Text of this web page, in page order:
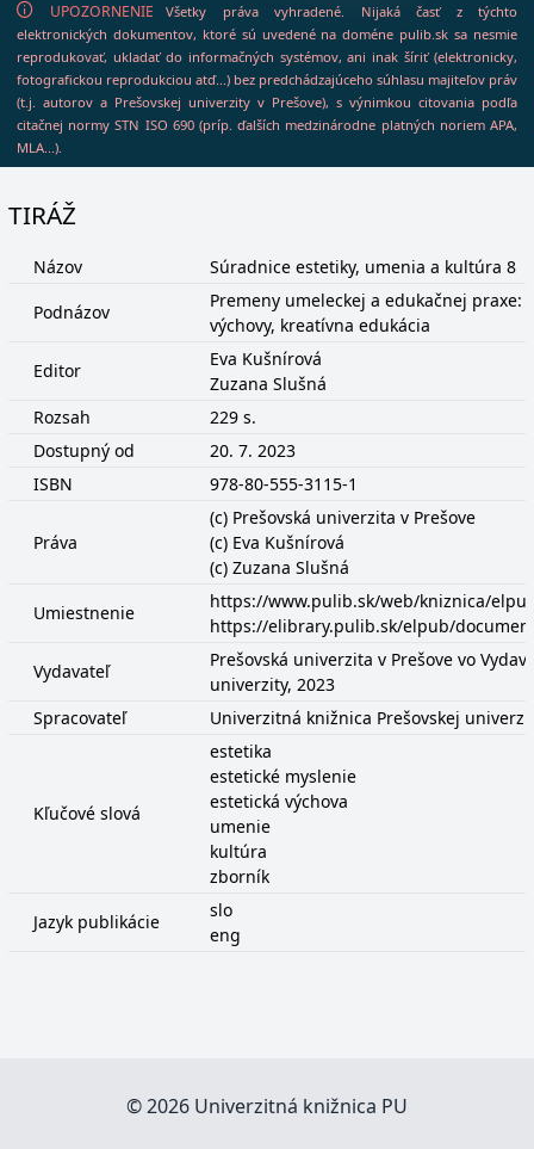
UPOZORNENIE
Všetky práva vyhradené. Nijaká časť z týchto
elektronických dokumentov, ktoré sú uvedené na doméne pulib.sk sa nesmie
reprodukovať, ukladať do informačných systémov, ani inak šíriť (elektronicky,
fotografickou reprodukciou atď...) bez predchádzajúceho súhlasu majiteľov práv
(t.j. autorov a Prešovskej univerzity v Prešove), s výnimkou citovania podľa
citačnej normy STN ISO 690 (príp. ďalších medzinárodne platných noriem APA,
MLA...).
TIRÁŽ
Názov
Súradnice estetiky, umenia a kultúra 8
Podnázov
Premeny umeleckej a edukačnej praxe:
výchovy, kreatívna edukácia
Editor
Eva Kušnírová
Zuzana Slušná
Rozsah
229 s.
Dostupný od
20. 7. 2023
ISBN
978-80-555-3115-1
Práva
(c) Prešovská univerzita v Prešove
(c) Eva Kušnírová
(c) Zuzana Slušná
Umiestnenie
https://www.pulib.sk/web/kniznica/
https://elibrary.pulib.sk/elpub/
Vydavateľ
Prešovská univerzita v Prešove vo
univerzity, 2023
Spracovateľ
Univerzitná knižnica Prešovskej
Kľučové slová
estetika
estetické myslenie
estetická výchova
umenie
kultúra
zborník
Jazyk publikácie
slo
eng
© 2026 Univerzitná knižnica PU